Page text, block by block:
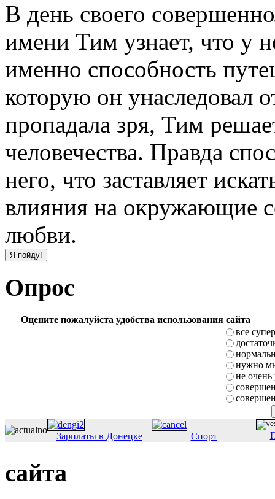
В день своего
имени Тим узнает, что у
именно способность
которую он унаследовал
пропадала зря, Тим
человечества. Правда
него, что заставляет
влияния на окружающие
любви.
Опрос
Оцените пожалуйста удобства использования сайта
все супер
нужно
не очень
Зарплаты в Донецке Спорт
сайта